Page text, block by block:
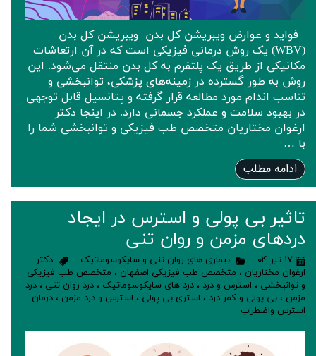
فواید و عوارض ویبریشن کل بدن ویبریشن کل بدن
(WBV) یک روش درمانی فیزیکی است که در آن ارتعاشات
مکانیکی از طریق یک پلتفرم به کل بدن منتقل می‌شود. این
روش به طور گسترده در زمینه‌های پزشکی، توانبخشی و
تناسب اندام مورد مطالعه قرار گرفته و پتانسیل قابل توجهی
در بهبود سلامت و عملکرد جسمانی دارد. در اینجا دکتر
ارغوان مختاریان متخصص طب فیزیکی و توانبخشی شما را
با …
ادامه مطلب
تاثیر بی پولی و استرس در ایجاد
دردهای مزمن و روان تنی
۱۷ تیر ۰۴ بیماری های روان تنی و سایکوسوماتیک
دکتر
ارغوان مختاریان ، متخصص طب فیزیکی اصفهان ، متخصص طب فیزیکی
و توانبخشی ، استرس و درد ، درد های سایکوسوماتیک ، درد روان تنی ، درد
مزمن ، بی پولی و کمر درد ، استری بی پولی ، استرس و درد مزمن ، درمان
استرس واضطراب